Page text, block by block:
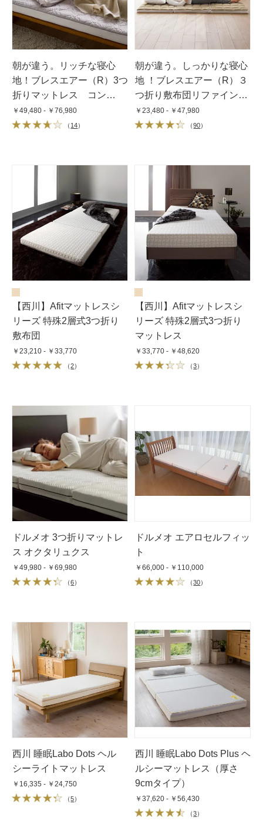
朝が違う。リッチな寝心
地！ブレスエアー（R）3つ
折りマットレス コン
フォートリッチ（厚さ
10cm）
￥49,480 - ￥76,980
（ 14）
朝が違う。しっかりな寝心
地 ！ブレスエアー（R）３
つ折り敷布団リファイン
（厚さ約5cm）
￥23,480 - ￥47,980
（90）
【西川】Afitマットレスシ
リーズ 特殊2層式3つ折り
敷布団
￥23,210 - ￥33,770
（2）
【西川】Afitマットレスシ
リーズ 特殊2層式3つ折り
マットレス
￥33,770 - ￥48,620
（3）
ドルメオ 3つ折りマットレ
ス オクタリュクス
￥49,980 - ￥69,980
（6）
ドルメオ エアロセルフィッ
ト
￥66,000 - ￥110,000
（30）
西川 睡眠Labo Dots ヘル
シーライトマットレス
￥16,335 - ￥24,750
（5）
西川 睡眠Labo Dots Plus ヘ
ルシーマットレス（厚さ
9cmタイプ）
￥37,620 - ￥56,430
（3）